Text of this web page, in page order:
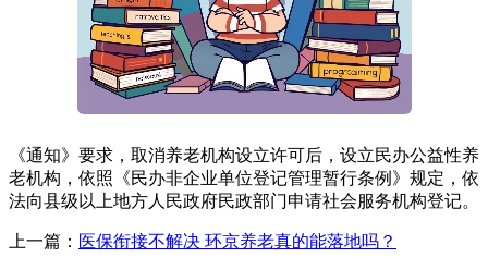
《通知》要求，取消养老机构设立许可后，设立民办公益性养
老机构，依照《民办非企业单位登记管理暂行条例》规定，依
法向县级以上地方人民政府民政部门申请社会服务机构登记。
上一篇： 医保衔接不解决 环京养老真的能落地吗？